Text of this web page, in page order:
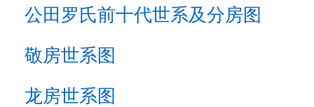
公田罗氏前十代世系及分房图
敬房世系图
龙房世系图